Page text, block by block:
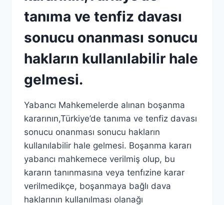
tanıma ve tenfiz davası
sonucu onanması sonucu
hakların kullanılabilir hale
gelmesi.
Yabancı Mahkemelerde alınan boşanma
kararının,Türkiye’de tanıma ve tenfiz davası
sonucu onanması sonucu hakların
kullanılabilir hale gelmesi. Boşanma kararı
yabancı mahkemece verilmiş olup, bu
kararın tanınmasına veya tenfızine karar
verilmedikçe, boşanmaya bağlı dava
haklarının kullanılması olanağı